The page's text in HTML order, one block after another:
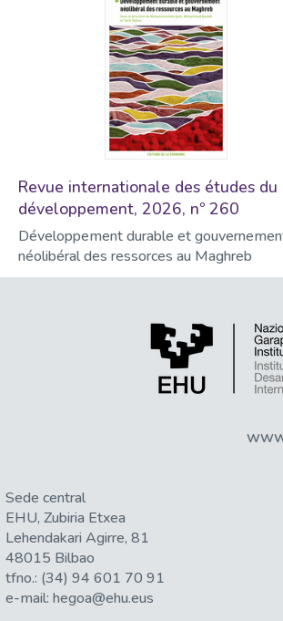
Revue internationale des études du
développement, 2026, nº 260
Développement durable et
néolibéral des ressorces au Maghreb
Sede central
EHU, Zubiria Etxea
Lehendakari Agirre, 81
48015 Bilbao
tfno.: (34) 94 601 70 91
e-mail: hegoa@ehu.eus